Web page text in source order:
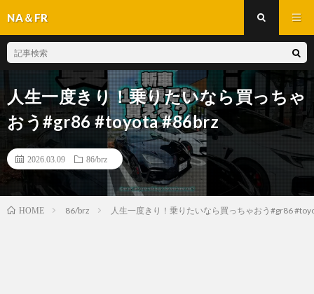
NA＆FR
人生一度きり！乗りたいなら買っちゃ
おう#gr86 #toyota #86brz
2026.03.09 86/brz
HOME 86/brz 人生一度きり！乗りたいなら買っちゃおう#gr86